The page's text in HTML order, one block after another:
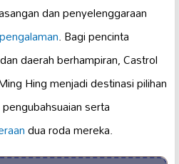
dan penyelenggaraan
. Bagi pencinta
daerah berhampiran, Castrol
Hing menjadi destinasi pilihan
serta
dua roda mereka.